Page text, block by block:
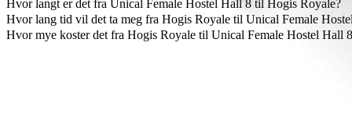
Den rimeligste måten å reise fra Hogis Royale til Unical Female
Hvor langt er det fra Unical Female Hostel Hall 8 til Hogis Royale?
Unical Female Hostel Hall 8 er omtrent 6,6 km fra Hogis Royale.
Hvor lang tid vil det ta meg fra Hogis Royale til Unical Female
Det tar omtrent 14 min fra Hogis Royale til Unical Female Hostel
Hvor mye koster det fra Hogis Royale til Unical Female Hostel Hall